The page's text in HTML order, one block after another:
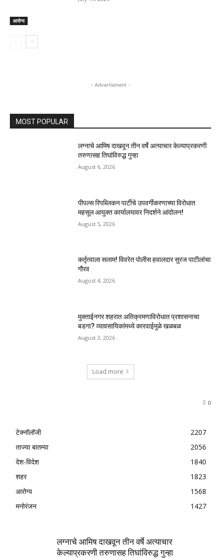
आरोग्य
- Advertisment -
MOST POPULAR
लग्नाचे आमिष दाखवून तीन वर्षे अत्याचार केल्याप्रकरणी
तरुणासह तिघांविरुद्ध गुन्हा
August 6, 2026
पीपल्स रिपब्लिकन पार्टीचे उपवर्गीकरणाच्या विरोधात
महसूल आयुक्त कार्यालयावर निदर्शने आंदोलन!
August 5, 2026
कर्तृत्वाला सलाम! विवरेत पोलीस हवालदार सुरज पाटीलांचा
गौरव
August 4, 2026
मुक्ताईनगर शहरात अतिक्रमणाविरोधात प्रशासनाचा
बडगा? व्यावसायिकांमध्ये कारवाईमुळे खळबळ
August 3, 2026
Load more
0
टेक्नॉलॉजी
2207
ताज्या बातम्या
2056
देश-विदेश
1840
शहर
1823
आरोग्य
1568
मनोरंजन
1427
लग्नाचे आमिष दाखवून तीन वर्षे अत्याचार
केल्याप्रकरणी तरुणासह तिघांविरुद्ध गुन्हा